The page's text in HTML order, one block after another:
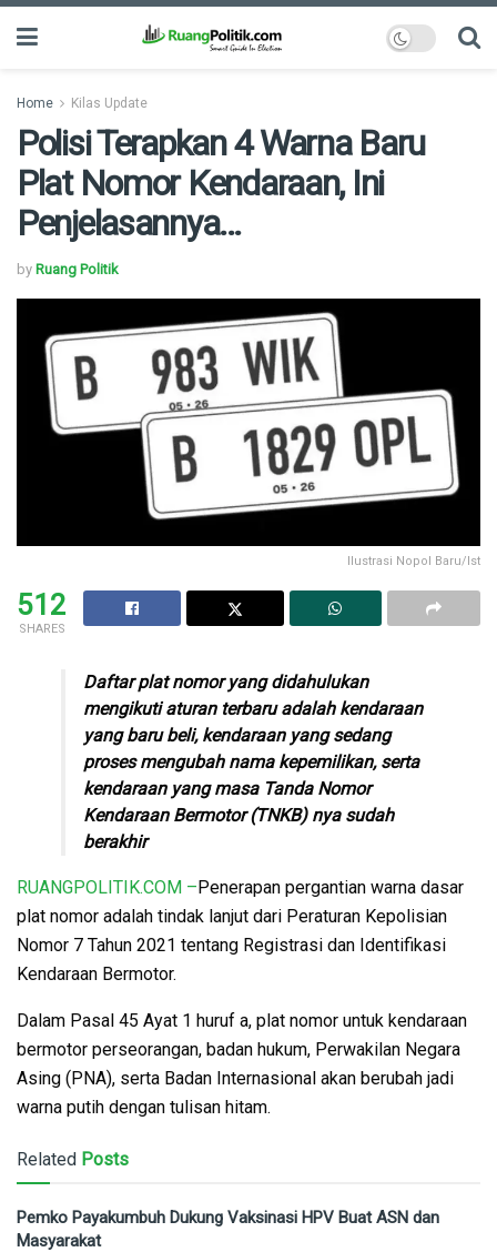
Home Kilas Update
Polisi Terapkan 4 Warna Baru
Plat Nomor Kendaraan, Ini
Penjelasannya…
by Ruang Politik
Ilustrasi Nopol Baru/Ist
512
SHARES
Daftar plat nomor yang didahulukan
mengikuti aturan terbaru adalah kendaraan
yang baru beli, kendaraan yang sedang
proses mengubah nama kepemilikan, serta
kendaraan yang masa Tanda Nomor
Kendaraan Bermotor (TNKB) nya sudah
berakhir
RUANGPOLITIK.COM –Penerapan pergantian warna dasar
plat nomor adalah tindak lanjut dari Peraturan Kepolisian
Nomor 7 Tahun 2021 tentang Registrasi dan Identifikasi
Kendaraan Bermotor.
Dalam Pasal 45 Ayat 1 huruf a, plat nomor untuk kendaraan
bermotor perseorangan, badan hukum, Perwakilan Negara
Asing (PNA), serta Badan Internasional akan berubah jadi
warna putih dengan tulisan hitam.
Related Posts
Pemko Payakumbuh Dukung Vaksinasi HPV Buat ASN dan
Masyarakat